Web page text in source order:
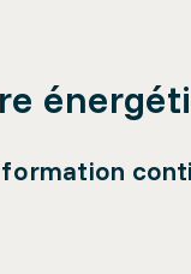
formation